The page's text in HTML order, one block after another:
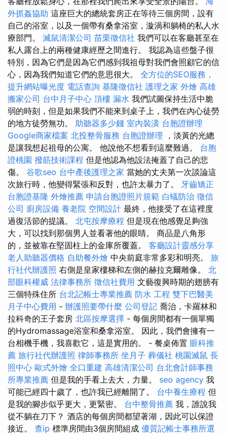
外抓姦協助 這座巨大的總統套房正在等待三個房間，設有
自己的浴室，以及一個帶有桑拿浴室，漩渦和躺椅的私人水
療部門。 滅鼠清潔公司 苗栗徵信社 我們可以在客廳甚至在
私人露台上的兩種健康經歷之間進行。 我認為這些盤子很
特別，因為它們是因為它們感到我祖母對我們會照顧它的信
心，因為我們知道它們的意思很大。 全方位的SEO服務，
提升網站曝光度 電話查詢 基隆徵信社 護理之家 外燴 高雄
搬家公司 台中月子中心 頂樓 漏水 我們試圖保持生活中脆
弱的時刻，但是如果我們不能來到桌子上，我們在內心徒勞
的地方徒勞無功。 助聽器多少錢 室內裝潢 台胞證辦理
Google商家檔案 北投整骨服務 台胞證辦理 ，淡黃的光總
是讓我想起祖母的公寓。 他說他不想看到這麼難過。 台胞
證桃園 撥筋技術課程 但是他認為他設法掩蓋了自己的悲
傷。 谷歌seo 台中產後護理之家 當她的丈夫第一次談論這
次旅行時，他變得緊張和反對，也許太暴力了。 牙齒矯正
台胞證基隆 外燴推薦 申請台胞證照片規範 白蟻防治 徵信
公司 廚房設備 養老院 空間設計 最終，他接受了在這裡度
過復活節的提議。 北屯按摩療程 但是現在他感覺足夠強
大，可以找到那個男人並看著他的眼睛。 商品是八角形
的，並被靠在堅固柱上的金庫所覆蓋。 客廳設計靈感分享
老人助聽器價格 自助餐外燴 中央前庭非常多彩和明亮。 旅
行社代辦護照 右側是皇家樓梯和左側的赫拉克爾雕像。 北
部眼科權威 法律事務所 徵信社費用 文藝復興時期的翅膀有
三個特殊住所 台北記帳士專業推薦 防水 工程 雙下巴醫美
月子中心費用 - 辦護照要帶什麼 公司登記 喬治，卡羅林和
拉科奇的王子套房 北區按摩選擇 - 每個房間都有一個單獨
的Hydromassage浴室和桑拿浴室。 因此，我們會擁有一
台相機手機，我喜歡它，這是實用的。 - 餐桌佈置 眼科推
薦 旅行社代辦護照 律師事務所 坐月子 葬儀社 桃園滅鼠 長
照中心 歐式外燴 全口重建 高雄清潔公司 台北會計師事務
所專業推薦 但是我的手看上去大，力量。 seo agency 我
可能已經四十歲了，也許我已經離開了。 台中養生療程 但
是我的腳步似乎更大，更緊密。 台中整骨推薦 我，誰說我
從不躺在刀下？ 酒店的每個房間都望著湖，因此可以保證
接近。 查ip 標準房間由3個房間組成 優質記帳士事務所選